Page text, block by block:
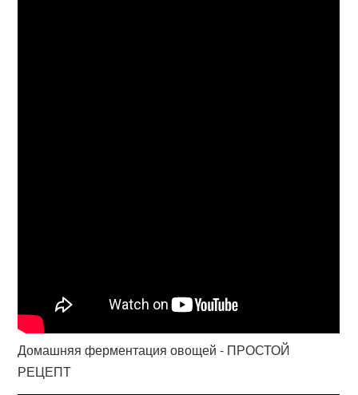
Домашняя ферментация овощей - ПРОСТОЙ
РЕЦЕПТ